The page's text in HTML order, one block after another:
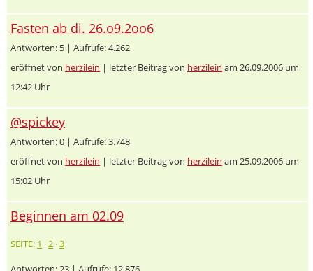
Fasten ab di. 26.o9.2oo6
Antworten: 5 | Aufrufe: 4.262
eröffnet von herzilein | letzter Beitrag von herzilein am 26.09.2006 um
12:42 Uhr
@spickey
Antworten: 0 | Aufrufe: 3.748
eröffnet von herzilein | letzter Beitrag von herzilein am 25.09.2006 um
15:02 Uhr
Beginnen am 02.09
SEITE: 1 ·2 ·3